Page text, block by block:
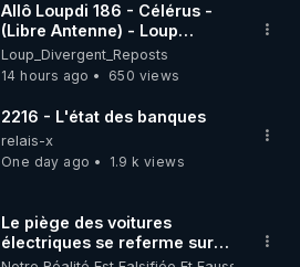
Allô Loupdi 186 - Célérus -
(Libre Antenne) - Loup
Divergent 2026.08.06
Loup_Divergent_Reposts
14 hours ago
650 views
2216 - L'état des banques
relais-x
One day ago
1.9 k views
Le piège des voitures
électriques se referme sur
les usagers !